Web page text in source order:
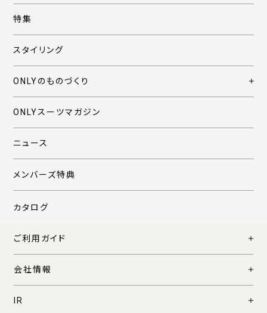
特集
スタイリング
ONLYのものづくり
ONLYスーツマガジン
ニュース
メンバーズ特典
カタログ
ご利用ガイド
会社情報
IR